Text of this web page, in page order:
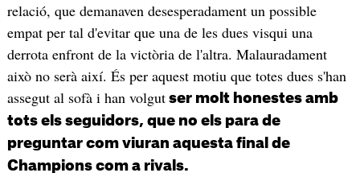
relació, que demanaven desesperadament un possible
empat per tal d'evitar que una de les dues visqui una
derrota enfront de la victòria de l'altra. Malauradament
això no serà així. És per aquest motiu que totes dues s'han
assegut al sofà i han volgutser molt honestes amb
tots els seguidors, que no els para de
preguntar com viuran aquesta final de
Champions com a rivals.